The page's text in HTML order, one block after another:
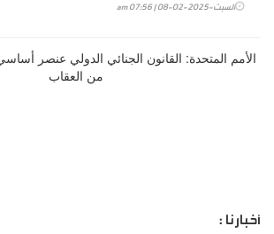
السبت-2025-02-08 | 07:56 am
أخبارنا :